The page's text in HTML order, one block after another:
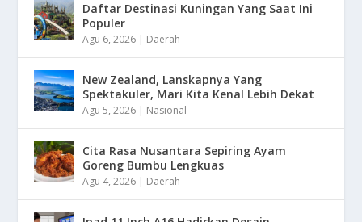
Daftar Destinasi Kuningan Yang Saat Ini
Populer
Agu 6, 2026 Daerah
New Zealand, Lanskapnya Yang
Spektakuler, Mari Kita Kenal Lebih Dekat
Agu 5, 2026 Nasional
Cita Rasa Nusantara Sepiring Ayam
Goreng Bumbu Lengkuas
Agu 4, 2026 Daerah